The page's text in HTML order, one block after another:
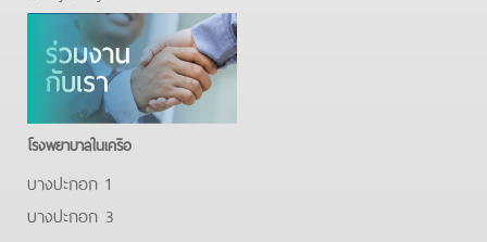
โรงพยาบาลในเครือ
บางปะกอก 1
บางปะกอก 3